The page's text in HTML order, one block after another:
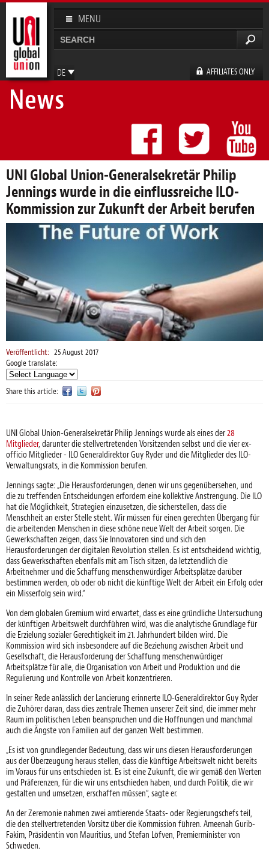
Direkt
zum
Inhalt
MENU
DE
EN
FR
AFFILIATES ONLY
Suchformular
News
UNI Global Union-Generalsekretär Philip
Jennings wurde in die einflussreiche ILO-
Kommission zur Zukunft der Arbeit berufen
Veröffentlicht: 25 August 2017
Google translate:
Share this article:
UNI Global Union-Generalsekretär Philip Jennings wurde als eines der28
Mitglieder, darunter die stellvertretenden Vorsitzenden selbst und die vier ex-
officio Mitglieder - ILO Generaldirektor Guy Ryder und die Mitglieder des ILO-
Verwaltungsrats, in die Kommission berufen.
Jennings sagte: „Die Herausforderungen, denen wir uns gegenübersehen, und
die zu treffenden Entscheidungen erfordern eine kollektive Anstrengung. Die ILO
hat die Möglichkeit, Strategien einzusetzen, die sicherstellen, dass die
Menschheit an erster Stelle steht. Wir müssen für einen gerechten Übergang für
die arbeitenden Menschen in diese schöne neue Welt der Arbeit sorgen. Die
Gewerkschaften zeigen, dass Sie Innovatoren sind und sich den
Herausforderungen der digitalen Revolution stellen. Es ist entscheidend wichtig,
dass Gewerkschaften ebenfalls mit am Tisch sitzen, da letztendlich die
Arbeitnehmer und die Schaffung menschenwürdiger Arbeitsplätze darüber
bestimmen werden, ob oder ob nicht die künftige Welt der Arbeit ein Erfolg oder
ein Misserfolg sein wird.“
Von dem globalen Gremium wird erwartet, dass es eine gründliche Untersuchung
der künftigen Arbeitswelt durchführen wird, was die analytische Grundlage für
die Erzielung sozialer Gerechtigkeit im 21. Jahrhundert bilden wird. Die
Kommission wird sich insbesondere auf die Beziehung zwischen Arbeit und
Gesellschaft, die Herausforderung der Schaffung menschenwürdiger
Arbeitsplätze für alle, die Organisation von Arbeit und Produktion und die
Regulierung und Kontrolle von Arbeit konzentrieren.
In seiner Rede anlässlich der Lancierung erinnerte ILO-Generaldirektor Guy Ryder
die Zuhörer daran, dass dies zentrale Themen unserer Zeit sind, die immer mehr
Raum im politischen Leben beanspruchen und die Hoffnungen und manchmal
auch die Ängste von Familien auf der ganzen Welt bestimmen.
„Es ist von grundlegender Bedeutung, dass wir uns diesen Herausforderungen
aus der Überzeugung heraus stellen, dass die künftige Arbeitswelt nicht bereits
im Voraus für uns entschieden ist. Es ist eine Zukunft, die wir gemäß den Werten
und Präferenzen, für die wir uns entschieden haben, und durch Politik, die wir
gestalten und umsetzen, erschaffen müssen“, sagte er.
An der Zeremonie nahmen zwei amtierende Staats- oder Regierungschefs teil,
die den stellvertretenden Vorsitz über die Kommission führen. Ameenah Gurib-
Fakim, Präsidentin von Mauritius, und Stefan Löfven, Premierminister von
Schweden.